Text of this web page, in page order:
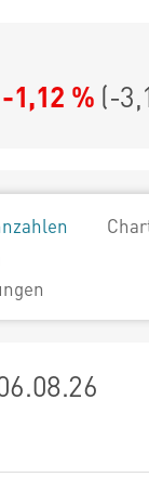
-1,12 % (-